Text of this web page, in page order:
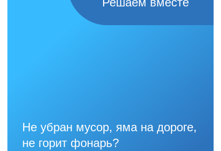
Не убран мусор, яма на дороге,
не горит фонарь?